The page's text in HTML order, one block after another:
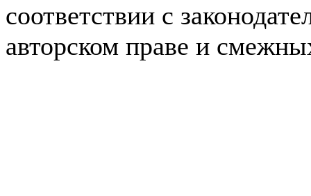
соответствии с
авторском праве и